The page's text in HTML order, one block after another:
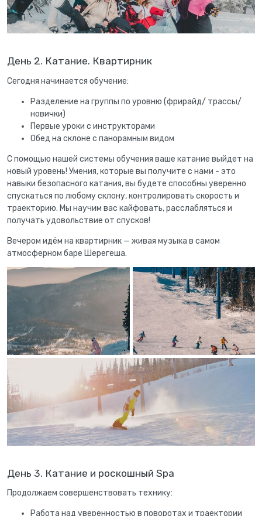
День 2. Катание. Квартирник
Сегодня начинается обучение:
Разделение на группы по уровню (фрирайд/ трассы/
новички)
Первые уроки с инструкторами
Обед на склоне с панорамным видом
С помощью нашей системы обучения ваше катание выйдет на
новый уровень! Умения, которые вы получите с нами - это
навыки безопасного катания, вы будете способны уверенно
спускаться по любому склону, контролировать скорость и
траекторию. Мы научим вас кайфовать, расслабляться и
получать удовольствие от спусков!
Вечером идём на квартирник — живая музыка в самом
атмосферном баре Шерегеша.
День 3. Катание и роскошный Spa
Продолжаем совершенствовать технику:
Работа над уверенностью в поворотах и траектории